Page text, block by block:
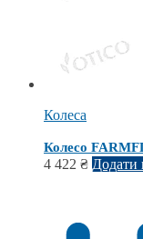
Колеса
Колесо
4 422 ₴ Додати